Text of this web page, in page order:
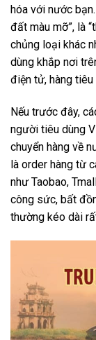
hóa với nước
đất màu mỡ”, là
chủng loại khác
dùng khắp nơi
điện tử, hàng
Nếu trước đây,
người tiêu dùng
chuyển hàng về
là order hàng từ
như Taobao,
công sức, bất
thường kéo dài